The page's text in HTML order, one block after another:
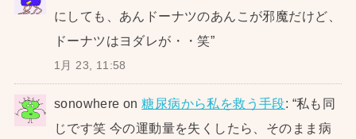
にしても、あんドーナツのあんこが邪魔だけど、
ドーナツはヨダレが・・笑”
1月 23, 11:58
sonowhere on糖尿病から私を救う手段: “私も同
じです笑 今の運動量を失くしたら、そのまま病